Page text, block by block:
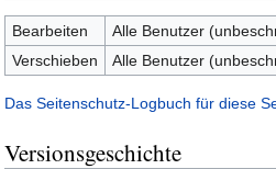
Bearbeiten
Alle Benutzer
Verschieben
Alle Benutzer
Das Seitenschutz-Logbuch für diese
Versionsgeschichte